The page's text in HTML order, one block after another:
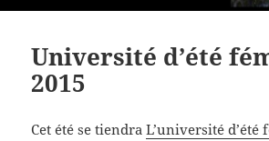
Université d’été
2015
Cet été se tiendraL’université d’été